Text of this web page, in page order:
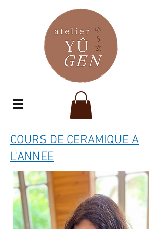
COURS DE CERAMIQUE A
L'ANNEE